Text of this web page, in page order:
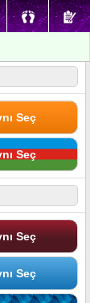
Seç
Seç
Seç
Seç